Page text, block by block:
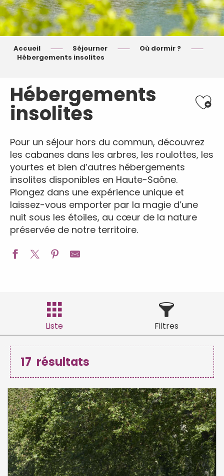
Accueil Séjourner
Où dormir ?
Hébergements insolites
Hébergements
insolites
Pour un séjour hors du commun, découvrez
les cabanes dans les arbres, les roulottes, les
yourtes et bien d’autres hébergements
insolites disponibles en Haute-Saône.
Plongez dans une expérience unique et
laissez-vous emporter par la magie d’une
nuit sous les étoiles, au cœur de la nature
préservée de notre territoire.
Liste Filtres
17 résultats